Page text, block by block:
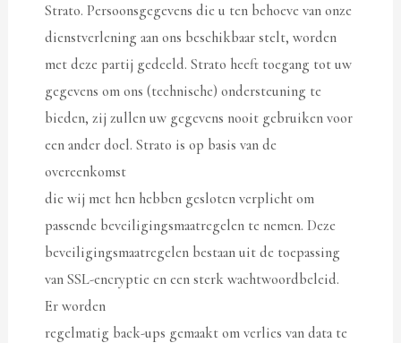
Strato. Persoonsgegevens die u ten behoeve van onze
dienstverlening aan ons beschikbaar stelt, worden
met deze partij gedeeld. Strato heeft toegang tot uw
gegevens om ons (technische) ondersteuning te
bieden, zij zullen uw gegevens nooit gebruiken voor
een ander doel. Strato is op basis van de
overeenkomst
die wij met hen hebben gesloten verplicht om
passende beveiligingsmaatregelen te nemen. Deze
beveiligingsmaatregelen bestaan uit de toepassing
van SSL-encryptie en een sterk wachtwoordbeleid.
Er worden
regelmatig back-ups gemaakt om verlies van data te